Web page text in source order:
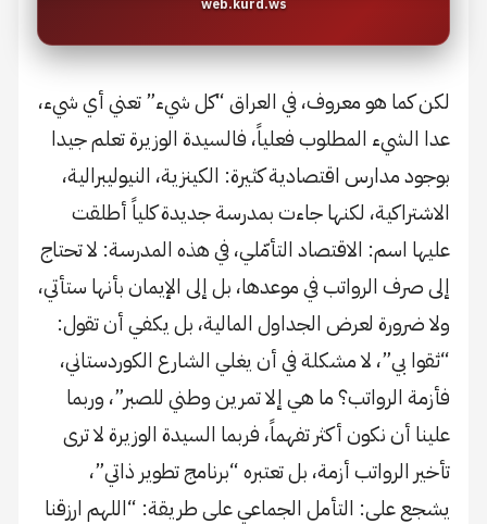
web.kurd.ws
لكن كما هو معروف، في العراق “كل شيء” تعني أي شيء،
عدا الشيء المطلوب فعلياً، فالسيدة الوزيرة تعلم جيدا
بوجود مدارس اقتصادية كثيرة: الكينزية، النيوليبرالية،
الاشتراكية، لكنها جاءت بمدرسة جديدة كلياً أطلقت
عليها اسم: الاقتصاد التأمّلي، في هذه المدرسة: لا تحتاج
إلى صرف الرواتب في موعدها، بل إلى الإيمان بأنها ستأتي،
ولا ضرورة لعرض الجداول المالية، بل يكفي أن تقول:
“ثقوا بي”، لا مشكلة في أن يغلي الشارع الكوردستاني،
فأزمة الرواتب؟ ما هي إلا تمرين وطني للصبر”، وربما
علينا أن نكون أكثر تفهماً، فربما السيدة الوزيرة لا ترى
تأخير الرواتب أزمة، بل تعتبره “برنامج تطوير ذاتي”،
يشجع على: التأمل الجماعي على طريقة: “اللهم ارزقنا